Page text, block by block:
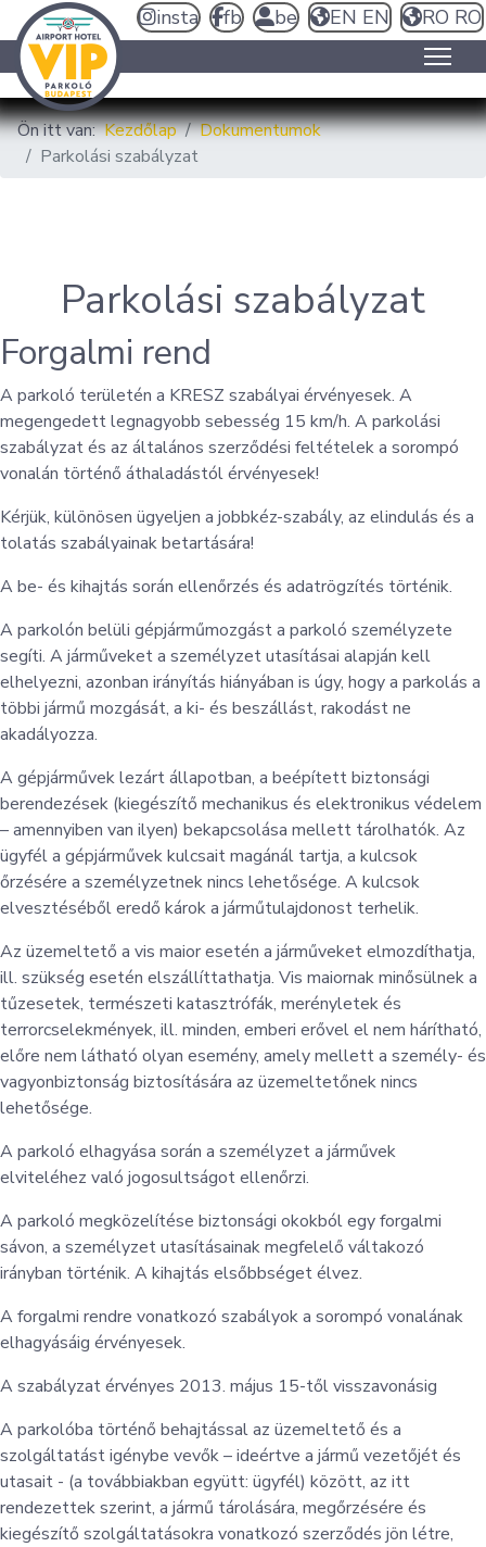
insta fb be EN EN RO RO
Ön itt van:Kezdőlap
Dokumentumok
Parkolási szabályzat
Parkolási szabályzat
Forgalmi rend
A parkoló területén a KRESZ szabályai érvényesek. A
megengedett legnagyobb sebesség 15 km/h. A parkolási
szabályzat és az általános szerződési feltételek a sorompó
vonalán történő áthaladástól érvényesek!
Kérjük, különösen ügyeljen a jobbkéz-szabály, az elindulás és a
tolatás szabályainak betartására!
A be- és kihajtás során ellenőrzés és adatrögzítés történik.
A parkolón belüli gépjárműmozgást a parkoló személyzete
segíti. A járműveket a személyzet utasításai alapján kell
elhelyezni, azonban irányítás hiányában is úgy, hogy a parkolás a
többi jármű mozgását, a ki- és beszállást, rakodást ne
akadályozza.
A gépjárművek lezárt állapotban, a beépített biztonsági
berendezések (kiegészítő mechanikus és elektronikus védelem
– amennyiben van ilyen) bekapcsolása mellett tárolhatók. Az
ügyfél a gépjárművek kulcsait magánál tartja, a kulcsok
őrzésére a személyzetnek nincs lehetősége. A kulcsok
elvesztéséből eredő károk a járműtulajdonost terhelik.
Az üzemeltető a vis maior esetén a járműveket elmozdíthatja,
ill. szükség esetén elszállíttathatja. Vis maiornak minősülnek a
tűzesetek, természeti katasztrófák, merényletek és
terrorcselekmények, ill. minden, emberi erővel el nem hárítható,
előre nem látható olyan esemény, amely mellett a személy- és
vagyonbiztonság biztosítására az üzemeltetőnek nincs
lehetősége.
A parkoló elhagyása során a személyzet a járművek
elviteléhez való jogosultságot ellenőrzi.
A parkoló megközelítése biztonsági okokból egy forgalmi
sávon, a személyzet utasításainak megfelelő váltakozó
irányban történik. A kihajtás elsőbbséget élvez.
A forgalmi rendre vonatkozó szabályok a sorompó vonalának
elhagyásáig érvényesek.
A szabályzat érvényes 2013. május 15-től visszavonásig
A parkolóba történő behajtással az üzemeltető és a
szolgáltatást igénybe vevők – ideértve a jármű vezetőjét és
utasait - (a továbbiakban együtt: ügyfél) között, az itt
rendezettek szerint, a jármű tárolására, megőrzésére és
kiegészítő szolgáltatásokra vonatkozó szerződés jön létre,